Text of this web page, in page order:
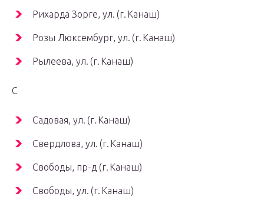
Рихарда Зорге, ул. (г. Канаш)
Розы Люксембург, ул. (г. Канаш)
Рылеева, ул. (г. Канаш)
С
Садовая, ул. (г. Канаш)
Свердлова, ул. (г. Канаш)
Свободы, пр-д (г. Канаш)
Свободы, ул. (г. Канаш)